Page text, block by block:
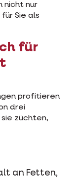
nicht nur
Sie als
für
profitieren
drei
züchten,
an Fetten,